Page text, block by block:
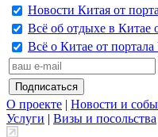
Новости Китая от
Всё об отдыхе в Китае
Всё о Китае от
О проекте | Новости и
Услуги | Визы и посольства